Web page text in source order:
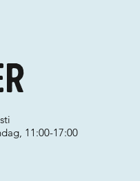
11:00-17:00